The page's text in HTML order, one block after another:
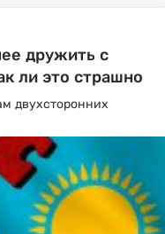
дружить с
ли это страшно
двухсторонних